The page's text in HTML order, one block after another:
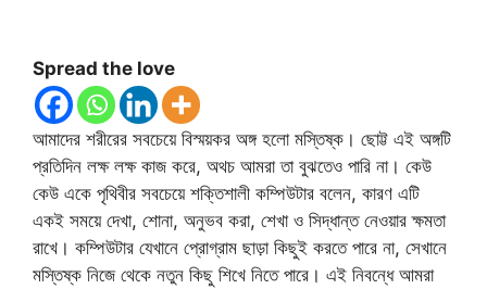
Spread the love
আমাদের শরীরের সবচেয়ে বিস্ময়কর অঙ্গ হলো মস্তিষ্ক। ছোট্ট এই অঙ্গটি
প্রতিদিন লক্ষ লক্ষ কাজ করে, অথচ আমরা তা বুঝতেও পারি না। কেউ
কেউ একে পৃথিবীর সবচেয়ে শক্তিশালী কম্পিউটার বলেন, কারণ এটি
একই সময়ে দেখা, শোনা, অনুভব করা, শেখা ও সিদ্ধান্ত নেওয়ার ক্ষমতা
রাখে। কম্পিউটার যেখানে প্রোগ্রাম ছাড়া কিছুই করতে পারে না, সেখানে
মস্তিষ্ক নিজে থেকে নতুন কিছু শিখে নিতে পারে। এই নিবন্ধে আমরা